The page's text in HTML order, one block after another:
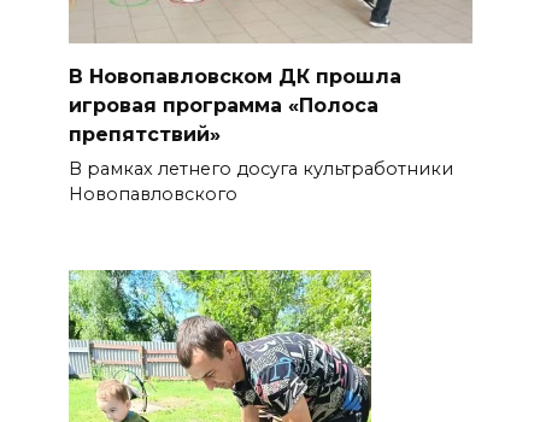
В Новопавловском ДК прошла
игровая программа «Полоса
препятствий»
В рамках летнего досуга культработники
Новопавловского